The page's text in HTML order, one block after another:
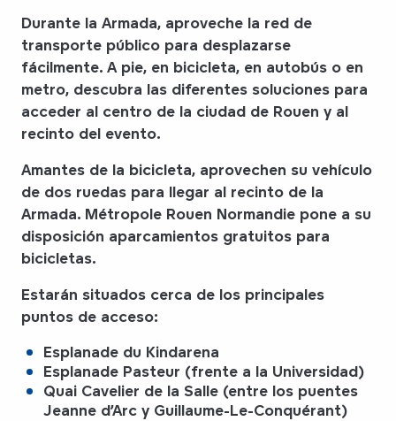
Durante la Armada, aproveche la red de
transporte público para desplazarse
fácilmente. A pie, en bicicleta, en autobús o en
metro, descubra las diferentes soluciones para
acceder al centro de la ciudad de Rouen y al
recinto del evento.
Amantes de la bicicleta, aprovechen su vehículo
de dos ruedas para llegar al recinto de la
Armada. Métropole Rouen Normandie pone a su
disposición aparcamientos gratuitos para
bicicletas.
Estarán situados cerca de los principales
puntos de acceso:
Esplanade du Kindarena
Esplanade Pasteur (frente a la Universidad)
Quai Cavelier de la Salle(entre los puentes
Jeanne d’Arc y Guillaume-Le-Conquérant)